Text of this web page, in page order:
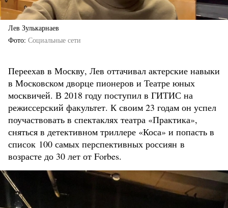
Лев Зулькарнаев
Фото Социальные сети
Переехав в Москву, Лев оттачивал актерские навыки
в Московском дворце пионеров и Театре юных
москвичей. В 2018 году поступил в ГИТИС на
режиссерский факультет. К своим 23 годам он успел
поучаствовать в спектаклях театра «Практика»,
сняться в детективном триллере «Коса» и попасть в
список 100 самых перспективных россиян в
возрасте до 30 лет от Forbes.